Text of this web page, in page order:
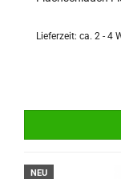
Lieferzeit: ca. 2 - 4
NEU